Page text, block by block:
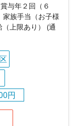
与年２回（６
家族手当（お子様
上限あり） (通
円